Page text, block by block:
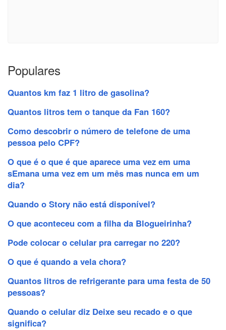
Populares
Quantos km faz 1 litro de gasolina?
Quantos litros tem o tanque da Fan 160?
Como descobrir o número de telefone de uma
pessoa pelo CPF?
O que é o que é que aparece uma vez em uma
sEmana uma vez em um mês mas nunca em um
dia?
Quando o Story não está disponível?
O que aconteceu com a filha da Blogueirinha?
Pode colocar o celular pra carregar no 220?
O que é quando a vela chora?
Quantos litros de refrigerante para uma festa de 50
pessoas?
Quando o celular diz Deixe seu recado e o que
significa?